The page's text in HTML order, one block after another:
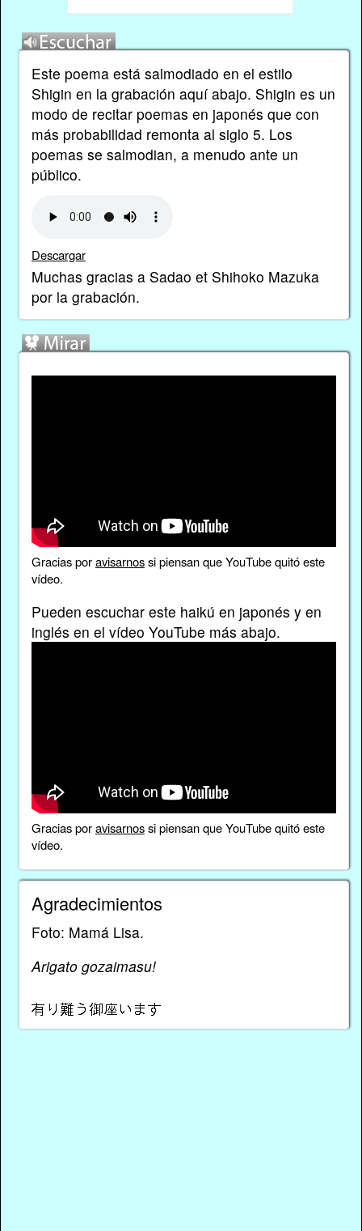
Este poema está salmodiado en el estilo
Shigin en la grabación aquí abajo. Shigin es un
modo de recitar poemas en japonés que con
más probabilidad remonta al siglo 5. Los
poemas se salmodian, a menudo ante un
público.
Descargar
Muchas gracias a Sadao et Shihoko Mazuka
por la grabación.
Gracias poravisarnossi piensan que YouTube quitó este
vídeo.
Pueden escuchar este haikú en japonés y en
inglés en el vídeo YouTube más abajo.
Gracias poravisarnossi piensan que YouTube quitó este
vídeo.
Agradecimientos
Foto: Mamá Lisa.
Arigato gozaimasu!